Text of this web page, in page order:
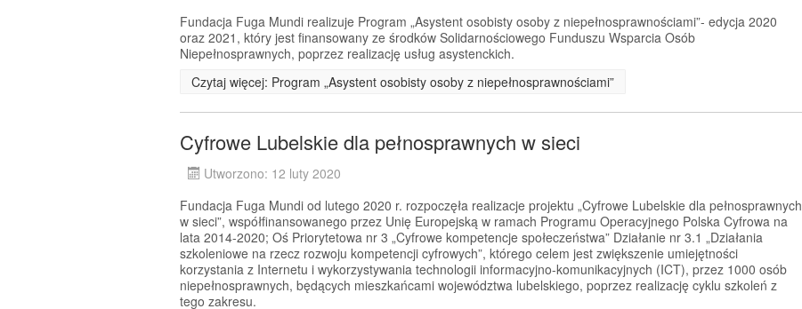
Fundacja Fuga Mundi realizuje Program „Asystent osobisty osoby z niepełnosprawnościami”- edycja 2020
oraz 2021, który jest finansowany ze środków Solidarnościowego Funduszu Wsparcia Osób
Niepełnosprawnych, poprzez realizację usług asystenckich.
Czytaj więcej: Program „Asystent osobisty osoby z niepełnosprawnościami”
Cyfrowe Lubelskie dla pełnosprawnych w sieci
Utworzono: 12 luty 2020
Fundacja Fuga Mundi od lutego 2020 r. rozpoczęła realizacje projektu „Cyfrowe Lubelskie dla pełnosprawnych
w sieci”, współfinansowanego przez Unię Europejską w ramach Programu Operacyjnego Polska Cyfrowa na
lata 2014-2020; Oś Priorytetowa nr 3 „Cyfrowe kompetencje społeczeństwa” Działanie nr 3.1 „Działania
szkoleniowe na rzecz rozwoju kompetencji cyfrowych”, którego celem jest zwiększenie umiejętności
korzystania z Internetu i wykorzystywania technologii informacyjno-komunikacyjnych (ICT), przez 1000 osób
niepełnosprawnych, będących mieszkańcami województwa lubelskiego, poprzez realizację cyklu szkoleń z
tego zakresu.